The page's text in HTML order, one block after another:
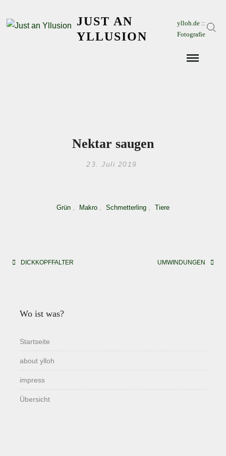
JUST AN
YLLUSION
ylloh.de ::
Fotografie
Nektar saugen
23. Juli 2019
Grün, Makro, Schmetterling, Tiere
Beitragsnavigation
DICKKOPFFALTER UMWINDUNGEN
Wo ist was?
Startseite
about ylloh
impress
Übersicht